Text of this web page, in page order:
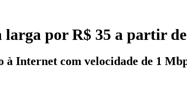
por R$ 35 a partir
Internet com velocidade de 1